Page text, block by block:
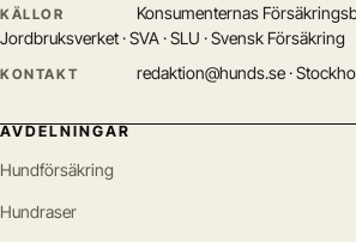
KÄLLOR
Konsumenternas
Jordbruksverket · SVA · SLU · Svensk Försäkring
KONTAKT redaktion@hunds.se ·
AVDELNINGAR
Hundförsäkring
Hundraser